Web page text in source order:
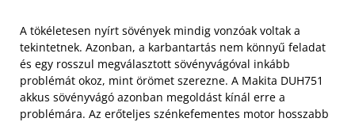
A tökéletesen nyírt sövények mindig vonzóak voltak a
tekintetnek. Azonban, a karbantartás nem könnyű feladat
és egy rosszul megválasztott sövényvágóval inkább
problémát okoz, mint örömet szerezne. A Makita DUH751
akkus sövényvágó azonban megoldást kínál erre a
problémára. Az erőteljes szénkefementes motor hosszabb